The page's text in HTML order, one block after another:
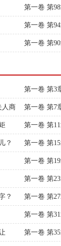
第一卷 第
第一卷 第
第一卷 第
第一卷 第3
人商 第一卷 第7
第一卷 第
？ 第一卷 第
第一卷 第
第一卷 第
？ 第一卷 第
第一卷 第
第一卷 第